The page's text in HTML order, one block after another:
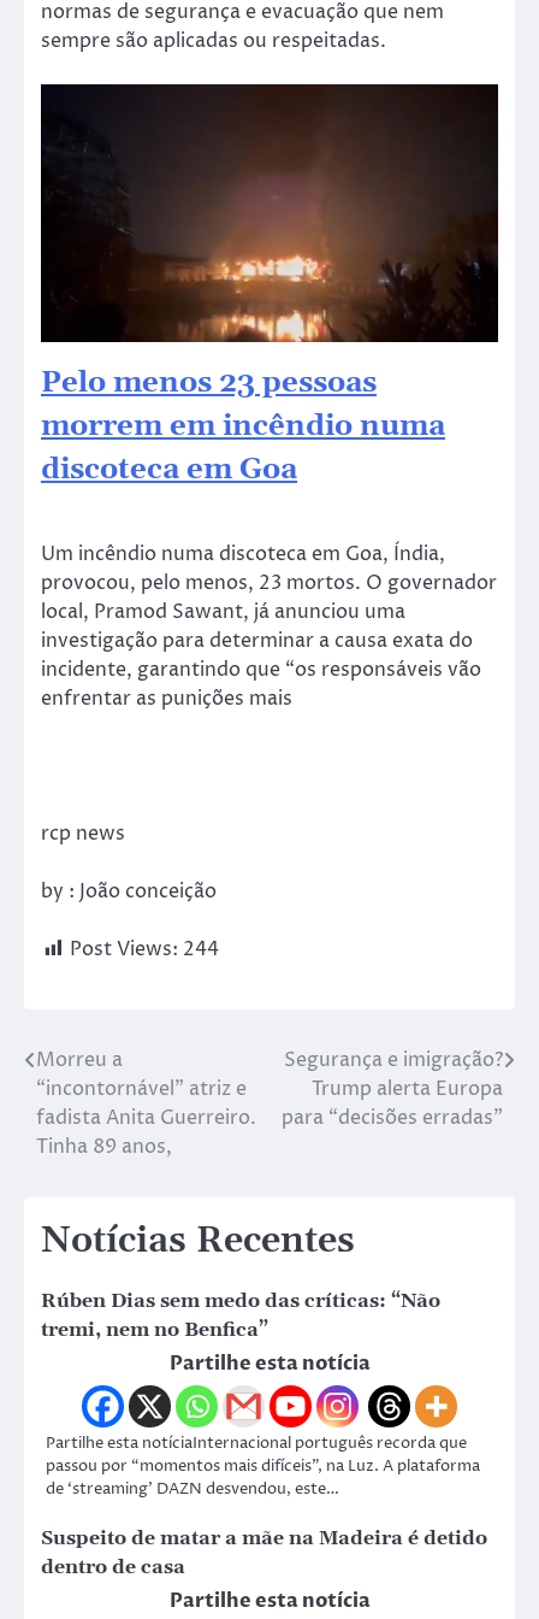
normas de segurança e evacuação que nem
sempre são aplicadas ou respeitadas.
Pelo menos 23 pessoas
morrem em incêndio numa
discoteca em Goa
Um incêndio numa discoteca em Goa, Índia,
provocou, pelo menos, 23 mortos. O governador
local, Pramod Sawant, já anunciou uma
investigação para determinar a causa exata do
incidente, garantindo que “os responsáveis ​​vão
enfrentar as punições mais
rcp news
by : João conceição
Post Views: 244
Morreu a
“incontornável” atriz e
fadista Anita Guerreiro.
Tinha 89 anos,
Segurança e imigração?
Trump alerta Europa
para “decisões erradas”
Notícias Recentes
Rúben Dias sem medo das críticas: “Não
tremi, nem no Benfica”
Partilhe esta notícia
Partilhe esta notíciaInternacional português recorda que
passou por “momentos mais difíceis”, na Luz. A plataforma
de ‘streaming’ DAZN desvendou, este…
Suspeito de matar a mãe na Madeira é detido
dentro de casa
Partilhe esta notícia